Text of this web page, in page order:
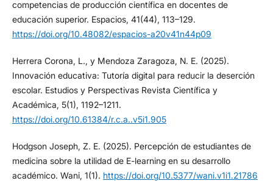
competencias de producción científica en docentes de
educación superior. Espacios, 41(44), 113–129.
https://doi.org/10.48082/espacios-a20v41n44p09
Herrera Corona, L., y Mendoza Zaragoza, N. E. (2025).
Innovación educativa: Tutoría digital para reducir la deserción
escolar. Estudios y Perspectivas Revista Científica y
Académica, 5(1), 1192–1211.
https://doi.org/10.61384/r.c.a..v5i1.905
Hodgson Joseph, Z. E. (2025). Percepción de estudiantes de
medicina sobre la utilidad de E-learning en su desarrollo
académico. Wani, 1(1). https://doi.org/10.5377/wani.v1i1.21786